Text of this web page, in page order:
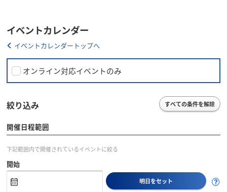
イベントカレンダー
イベントカレンダートップへ
オンライン対応イベントのみ
絞り込み すべての条件を解除
開催日程範囲
下記範囲内で開催されているイベントに絞る
開始
明日をセット